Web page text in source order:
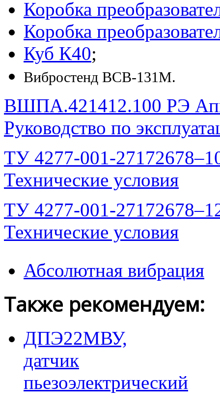
Коробка
Коробка
Куб К40;
Вибростенд ВСВ-131М.
ВШПА.421412.100 РЭ
Руководство по
ТУ 4277-001-
Технические условия
ТУ 4277-001-
Технические условия
Абсолютная вибрация
Также рекомендуем:
ДПЭ22МВУ,
датчик
пьезоэлектрический